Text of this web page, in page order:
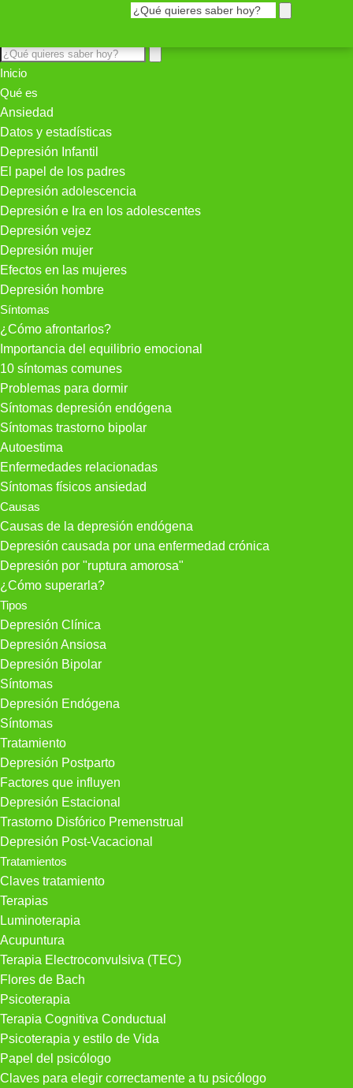
Inicio
Qué es
Ansiedad
Datos y estadísticas
Depresión Infantil
El papel de los padres
Depresión adolescencia
Depresión e Ira en los adolescentes
Depresión vejez
Depresión mujer
Efectos en las mujeres
Depresión hombre
Síntomas
¿Cómo afrontarlos?
Importancia del equilibrio emocional
10 síntomas comunes
Problemas para dormir
Síntomas depresión endógena
Síntomas trastorno bipolar
Autoestima
Enfermedades relacionadas
Síntomas físicos ansiedad
Causas
Causas de la depresión endógena
Depresión causada por una enfermedad crónica
Depresión por "ruptura amorosa"
¿Cómo superarla?
Tipos
Depresión Clínica
Depresión Ansiosa
Depresión Bipolar
Síntomas
Depresión Endógena
Síntomas
Tratamiento
Depresión Postparto
Factores que influyen
Depresión Estacional
Trastorno Disfórico Premenstrual
Depresión Post-Vacacional
Tratamientos
Claves tratamiento
Terapias
Luminoterapia
Acupuntura
Terapia Electroconvulsiva (TEC)
Flores de Bach
Psicoterapia
Terapia Cognitiva Conductual
Psicoterapia y estilo de Vida
Papel del psicólogo
Claves para elegir correctamente a tu psicólogo